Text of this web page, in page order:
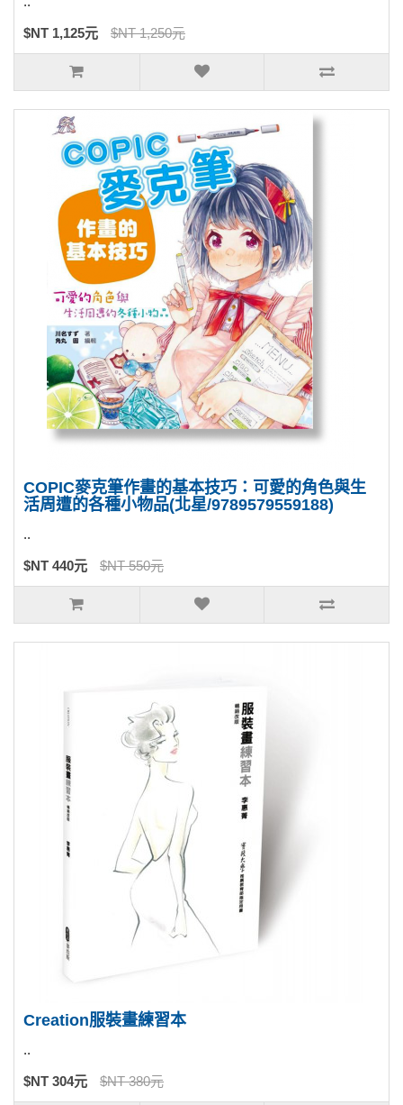
$NT 1,125元 $NT 1,250元
COPIC麥克筆作畫的基本技巧：可愛的角色與生
活周遭的各種小物品(北星/9789579559188)
..
$NT 440元 $NT 550元
Creation服裝畫練習本
..
$NT 304元 $NT 380元